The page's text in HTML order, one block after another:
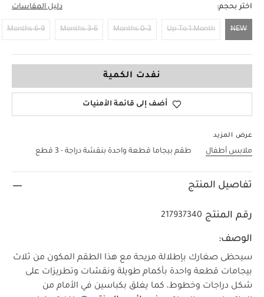
اختر بحجم: دليل المقاسات
NEW
Up To 1 Month
0-3 Months
3-6 Months
6-9 Months
نفدت الكمية
أضف إلى قائمة الأمنيات
عرض المزيد
ملابس أطفال طقم بيجاما قطعة واحدة بنقشة دراجة - 3 قطع
تفاصيل المنتج
رقم المنتج 217937340
الوصف:
سيحظى صغارك بإطلالة مريحة مع هذا الطقم المكون من ثلاث
بيجامات قطعة واحدة بأكمام طويلة ونقشات وتطريزات على
شكل دراجات وخطوط، كما يغلق بكباسين في الأمام من